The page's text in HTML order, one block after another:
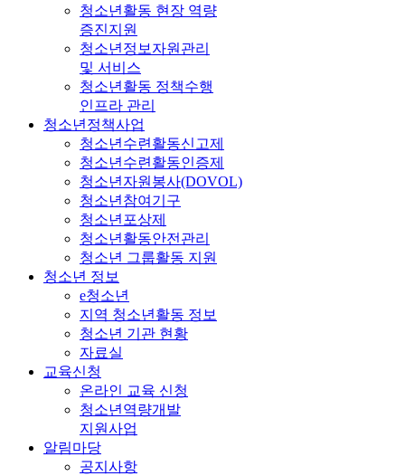
청소년활동 현장 역량
증진지원
청소년정보자원관리
및 서비스
청소년활동 정책수행
인프라 관리
청소년정책사업
청소년수련활동신고제
청소년수련활동인증제
청소년자원봉사(DOVOL)
청소년참여기구
청소년포상제
청소년활동안전관리
청소년 그룹활동 지원
청소년 정보
e청소년
지역 청소년활동 정보
청소년 기관 현황
자료실
교육신청
온라인 교육 신청
청소년역량개발
지원사업
알림마당
공지사항